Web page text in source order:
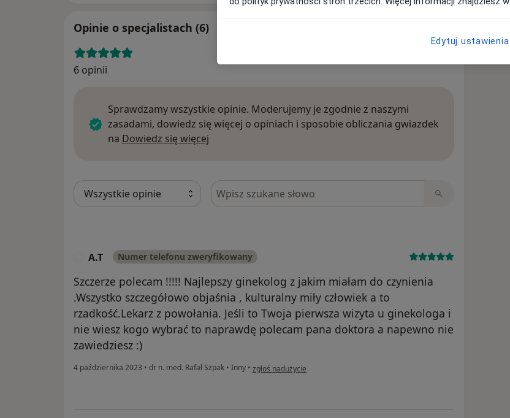
Opinie o specjalistach (6)
6 opinii
Sprawdzamy wszystkie opinie. Moderujemy je zgodnie z naszymi
zasadami, dowiedz się więcej o opiniach i sposobie obliczania gwiazdek
na Dowiedz się więcej
Szukaj w opiniach
A.T Numer telefonu zweryfikowany
Szczerze polecam !!!!! Najlepszy ginekolog z jakim miałam do czynienia
.Wszystko szczegółowo objaśnia , kulturalny miły człowiek a to
rzadkość.Lekarz z powołania. Jeśli to Twoja pierwsza wizyta u ginekologa i
nie wiesz kogo wybrać to naprawdę polecam pana doktora a napewno nie
zawiedziesz :)
4 października 2023 • dr n. med. Rafał Szpak • Inny • w opinii użytkownika A.T
zgłoś nadużycie
Edytuj ustawienia